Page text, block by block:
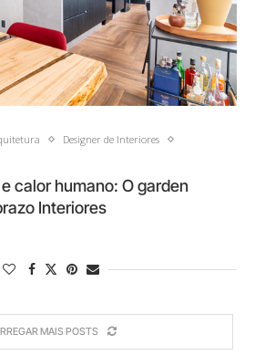
Designer de Interiores
calor humano: O garden
Interiores
MAIS POSTS